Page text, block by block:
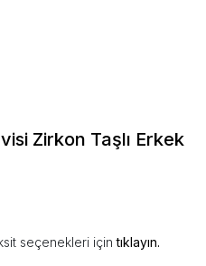
Zirkon Taşlı Erkek
seçenekleri içintıklayın.